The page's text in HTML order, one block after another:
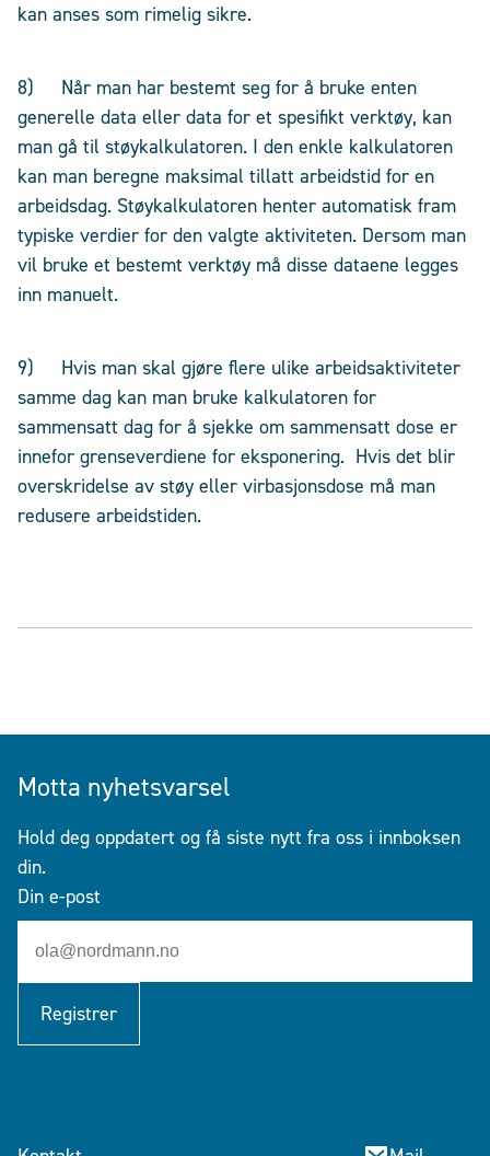
kan anses som rimelig sikre.
8) Når man har bestemt seg for å bruke enten
generelle data eller data for et spesifikt verktøy, kan
man gå til støykalkulatoren. I den enkle kalkulatoren
kan man beregne maksimal tillatt arbeidstid for en
arbeidsdag. Støykalkulatoren henter automatisk fram
typiske verdier for den valgte aktiviteten. Dersom man
vil bruke et bestemt verktøy må disse dataene legges
inn manuelt.
9) Hvis man skal gjøre flere ulike arbeidsaktiviteter
samme dag kan man bruke kalkulatoren for
sammensatt dag for å sjekke om sammensatt dose er
innefor grenseverdiene for eksponering. Hvis det blir
overskridelse av støy eller virbasjonsdose må man
redusere arbeidstiden.
Motta nyhetsvarsel
Hold deg oppdatert og få siste nytt fra oss i innboksen
din.
Din e-post
Registrer